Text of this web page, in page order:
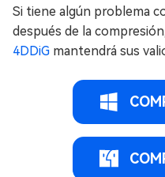
Si tiene algún problema
después de la
4DDiG mantendrá sus